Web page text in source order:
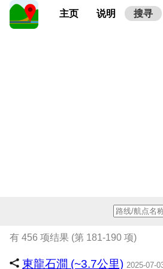
主页 说明 搜寻
有 456 项结果 (第 181-190 项)
東龍石澗 (~3.7公里) 2025-07-